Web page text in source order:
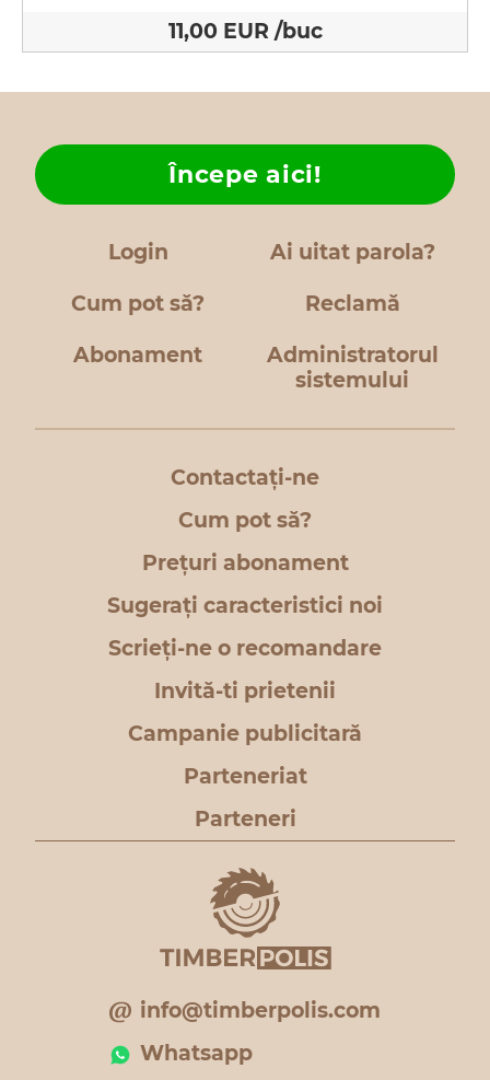
11,00 EUR /buc
Login Ai uitat parola?
Cum pot să?
Începe aici!
Reclamă
Abonament
Administratorul
sistemului
Contactați-ne
Cum pot să?
Prețuri abonament
Sugerați caracteristici noi
Scrieți-ne o recomandare
Invită-ti prietenii
Campanie publicitară
Parteneriat
Parteneri
info@timberpolis.com
Whatsapp